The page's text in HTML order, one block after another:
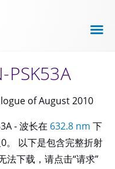
of August 2010
- 波长在 632.8 nm 下
。 以下是包含完整折射
法下载，请点击“请求”